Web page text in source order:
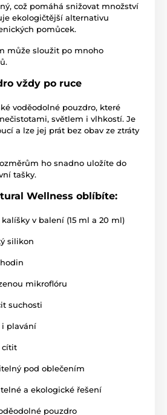
což pomáhá snižovat množství
ekologičtější alternativu
pomůcek.
může sloužit po mnoho
vždy po ruce
voděodolné pouzdro, které
světlem i vlhkostí. Je
a lze jej prát bez obav ze ztráty
ho snadno uložíte do
tašky.
Wellness oblíbíte:
v balení (15 ml a 20 ml)
silikon
mikroflóru
suchosti
i plavání
cítit
pod oblečením
a ekologické řešení
pouzdro